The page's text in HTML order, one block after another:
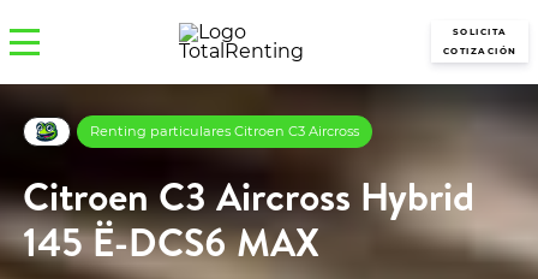
SOLICITA
COTIZACIÓN
Renting particulares Citroen C3 Aircross
Citroen C3 Aircross Hybrid
145 Ë-DCS6 MAX